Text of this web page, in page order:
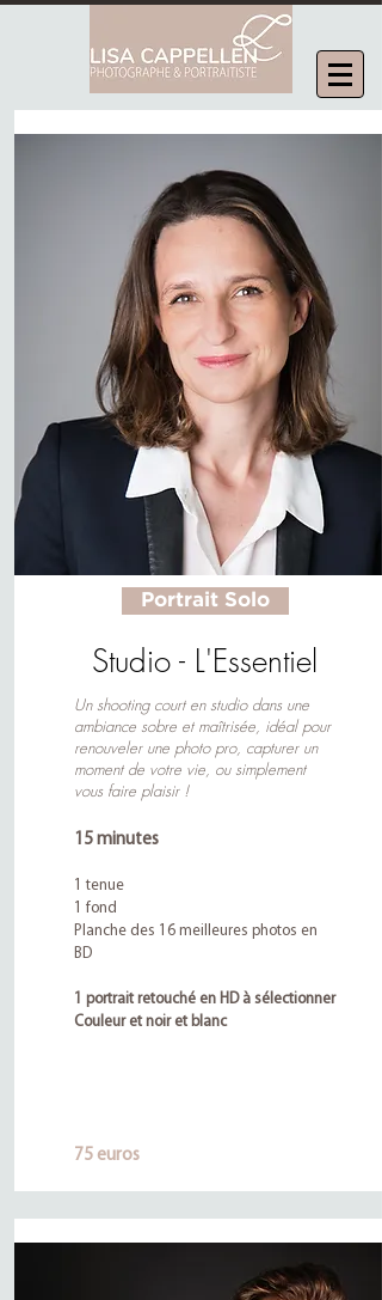
Portrait Solo
Studio - L'Essentiel
Un shooting court en studio dans une
ambiance sobre et maîtrisée, idéal pour
renouveler une photo pro, capturer un
moment de votre vie, ou simplement
vous faire plaisir !
15 minutes
1 tenue
1 fond
Planche des 16 meilleures photos en
BD
1 portrait retouché en HD à sélectionner
Couleur et noir et blanc
75 euros